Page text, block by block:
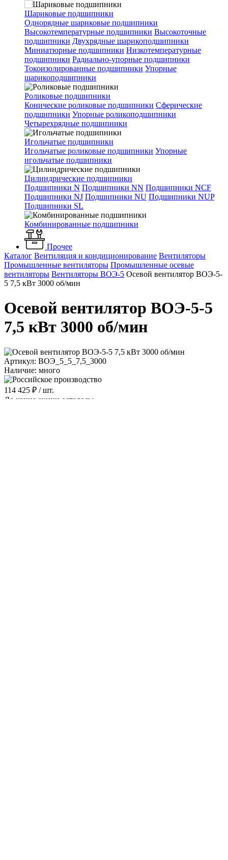
Шариковые подшипники
Однорядные шариковые подшипники
Высокотемпературные подшипники Высокоточные
подшипники Двухрядные шарикоподшипники
Миниатюрные подшипники Низкотемпературные
подшипники Радиально-упорные подшипники
Токоизолированные подшипники Упорные
шарикоподшипники
Роликовые подшипники
Конические роликовые подшипники Сферические
подшипники Упорные роликоподшипники
Четырехрядные подшипники
Игольчатые подшипники
Игольчатые роликовые подшипники Упорные
игольчатые подшипники
Цилиндрические подшипники
Подшипники N Подшипники NN Подшипники NCF
Подшипники NJ Подшипники NU Подшипники NUP
Подшипники SL
Комбинированные подшипники
Прочее
Каталог Вентиляция и кондиционирование Вентиляторы
Промышленные вентиляторы Промышленные осевые
вентиляторы Вентиляторы ВОЭ-5 Осевой вентилятор ВОЭ-5-
5 7,5 кВт 3000 об/мин
Осевой вентилятор ВОЭ-5-5
7,5 кВт 3000 об/мин
Артикул: ВОЭ_5_5_7,5_3000
Наличие: много
114 425 ₽ / шт.
До конца акции осталось: